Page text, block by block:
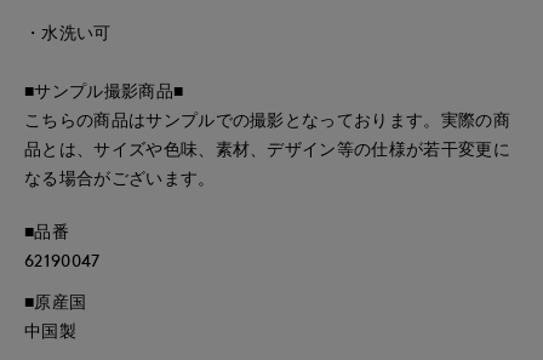
・水洗い可
■サンプル撮影商品■
こちらの商品はサンプルでの撮影となっております。実際の商
品とは、サイズや色味、素材、デザイン等の仕様が若干変更に
なる場合がございます。
■品番
62190047
■原産国
中国製